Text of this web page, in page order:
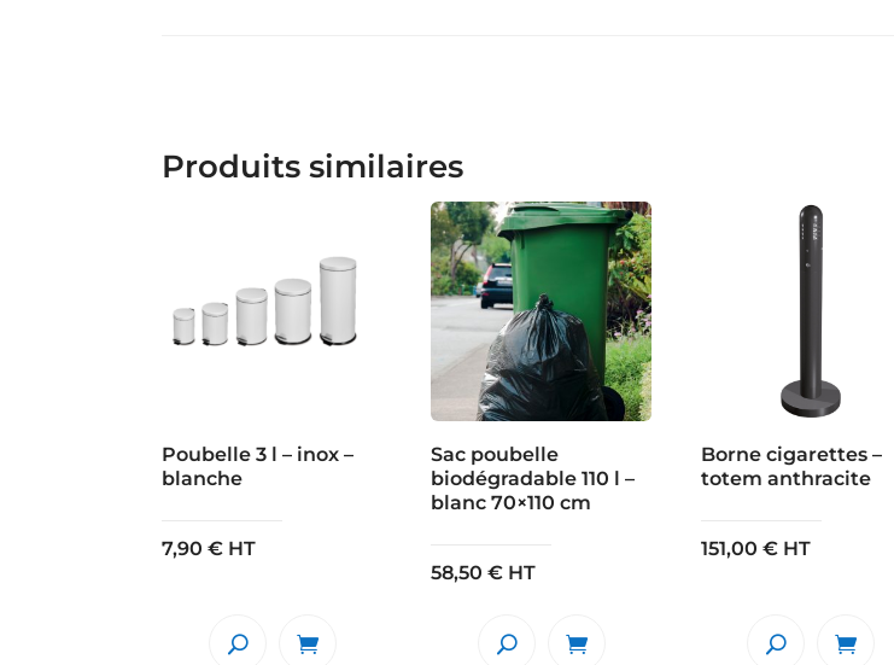
Produits similaires
Poubelle 3 l – inox –
blanche
7,90€ HT
Sac poubelle
biodégradable 110 l –
blanc 70×110 cm
58,50€ HT
Borne cigarettes –
totem anthracite
151,00 € HT